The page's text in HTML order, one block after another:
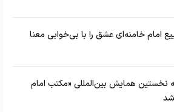
امام خامنه‌ای عشق را با بی‌خوابی معنا
نخستین همایش بین‌المللی «مکتب امام